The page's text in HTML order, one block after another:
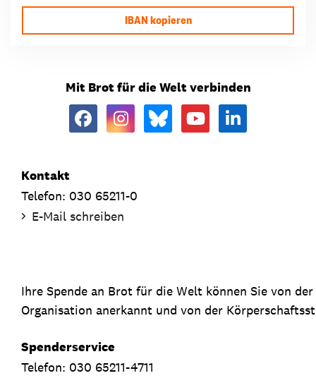
IBAN kopieren
Mit Brot für die Welt verbinden
Kontakt
Telefon: 030 65211-0
E-Mail schreiben
Ihre Spende an Brot für die Welt können Sie von
Organisation anerkannt und von der
Spenderservice
Telefon: 030 65211-4711